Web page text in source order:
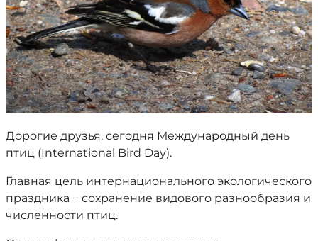
Дорогие друзья, сегодня Международный день
птиц (International Bird Day).
Главная цель интернационального экологического
праздника − сохранение видового разнообразия и
численности птиц.